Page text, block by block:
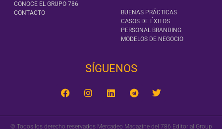
CONOCE EL GRUPO 786
CONTACTO
BUENAS PRÁCTICAS
CASOS DE ÉXITOS
PERSONAL BRANDING
MODELOS DE NEGOCIO
SÍGUENOS‎
© Todos los derecho reservados Mercadeo Magazine del 786 Editorial Group